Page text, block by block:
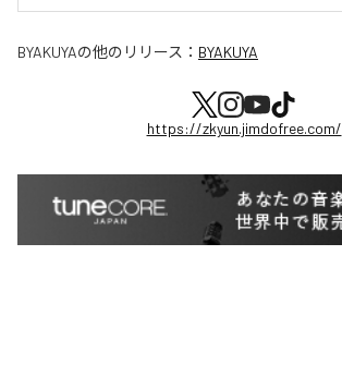
BYAKUYAの他のリリース： BYAKUYA
https://zkyun.jimdofree.com/